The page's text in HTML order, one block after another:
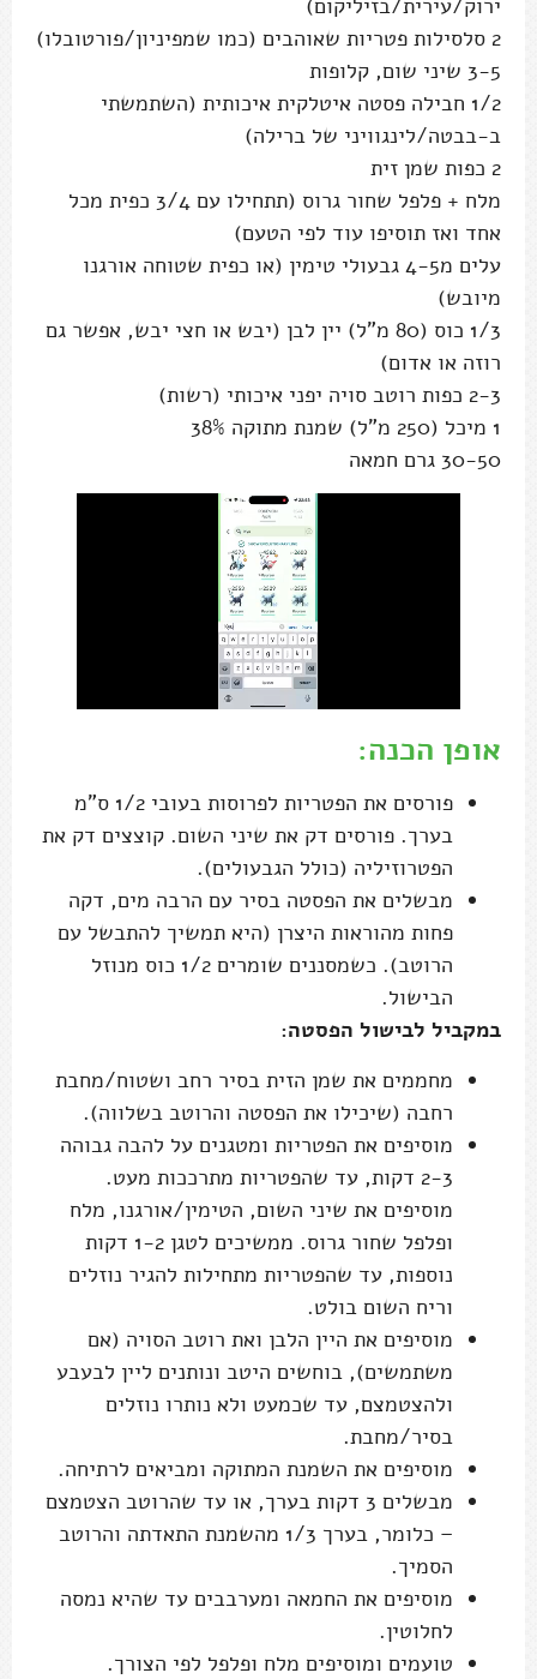
2 סלסילות פטריות שאוהבים (כמו שמפיניון/פורטובלו)
3-5 שיני שום, קלופות
1/2 חבילה פסטה איטלקית איכותית (השתמשתי
ב-בבטה/לינגוויני של ברילה)
2 כפות שמן זית
מלח + פלפל שחור גרוס (תתחילו עם 3/4 כפית מכל
אחד ואז תוסיפו עוד לפי הטעם)
עלים מ4-5 גבעולי טימין (או כפית שטוחה אורגנו
מיובש)
1/3 כוס (80 מ"ל) יין לבן (יבש או חצי יבש, אפשר גם
רוזה או אדום)
2-3 כפות רוטב סויה יפני איכותי (רשות)
1 מיכל (250 מ"ל) שמנת מתוקה 38%
30-50 גרם חמאה
אופן הכנה:
פורסים את הפטריות לפרוסות בעובי 1/2 ס"מ
בערך. פורסים דק את שיני השום. קוצצים דק את
הפטרוזיליה (כולל הגבעולים).
מבשלים את הפסטה בסיר עם הרבה מים, דקה
פחות מהוראות היצרן (היא תמשיך להתבשל עם
הרוטב). כשמסננים שומרים 1/2 כוס מנוזל
הבישול.
במקביל לבישול הפסטה:
מחממים את שמן הזית בסיר רחב ושטוח/מחבת
רחבה (שיכילו את הפסטה והרוטב בשלווה).
מוסיפים את הפטריות ומטגנים על להבה גבוהה
2-3 דקות, עד שהפטריות מתרככות מעט.
מוסיפים את שיני השום, הטימין/אורגנו, מלח
ופלפל שחור גרוס. ממשיכים לטגן 1-2 דקות
נוספות, עד שהפטריות מתחילות להגיר נוזלים
וריח השום בולט.
מוסיפים את היין הלבן ואת רוטב הסויה (אם
משתמשים), בוחשים היטב ונותנים ליין לבעבע
ולהצטמצם, עד שכמעט ולא נותרו נוזלים
בסיר/מחבת.
מוסיפים את השמנת המתוקה ומביאים לרתיחה.
מבשלים 3 דקות בערך, או עד שהרוטב הצטמצם
– כלומר, בערך 1/3 מהשמנת התאדתה והרוטב
הסמיך.
מוסיפים את החמאה ומערבבים עד שהיא נמסה
לחלוטין.
טועמים ומוסיפים מלח ופלפל לפי הצורך.